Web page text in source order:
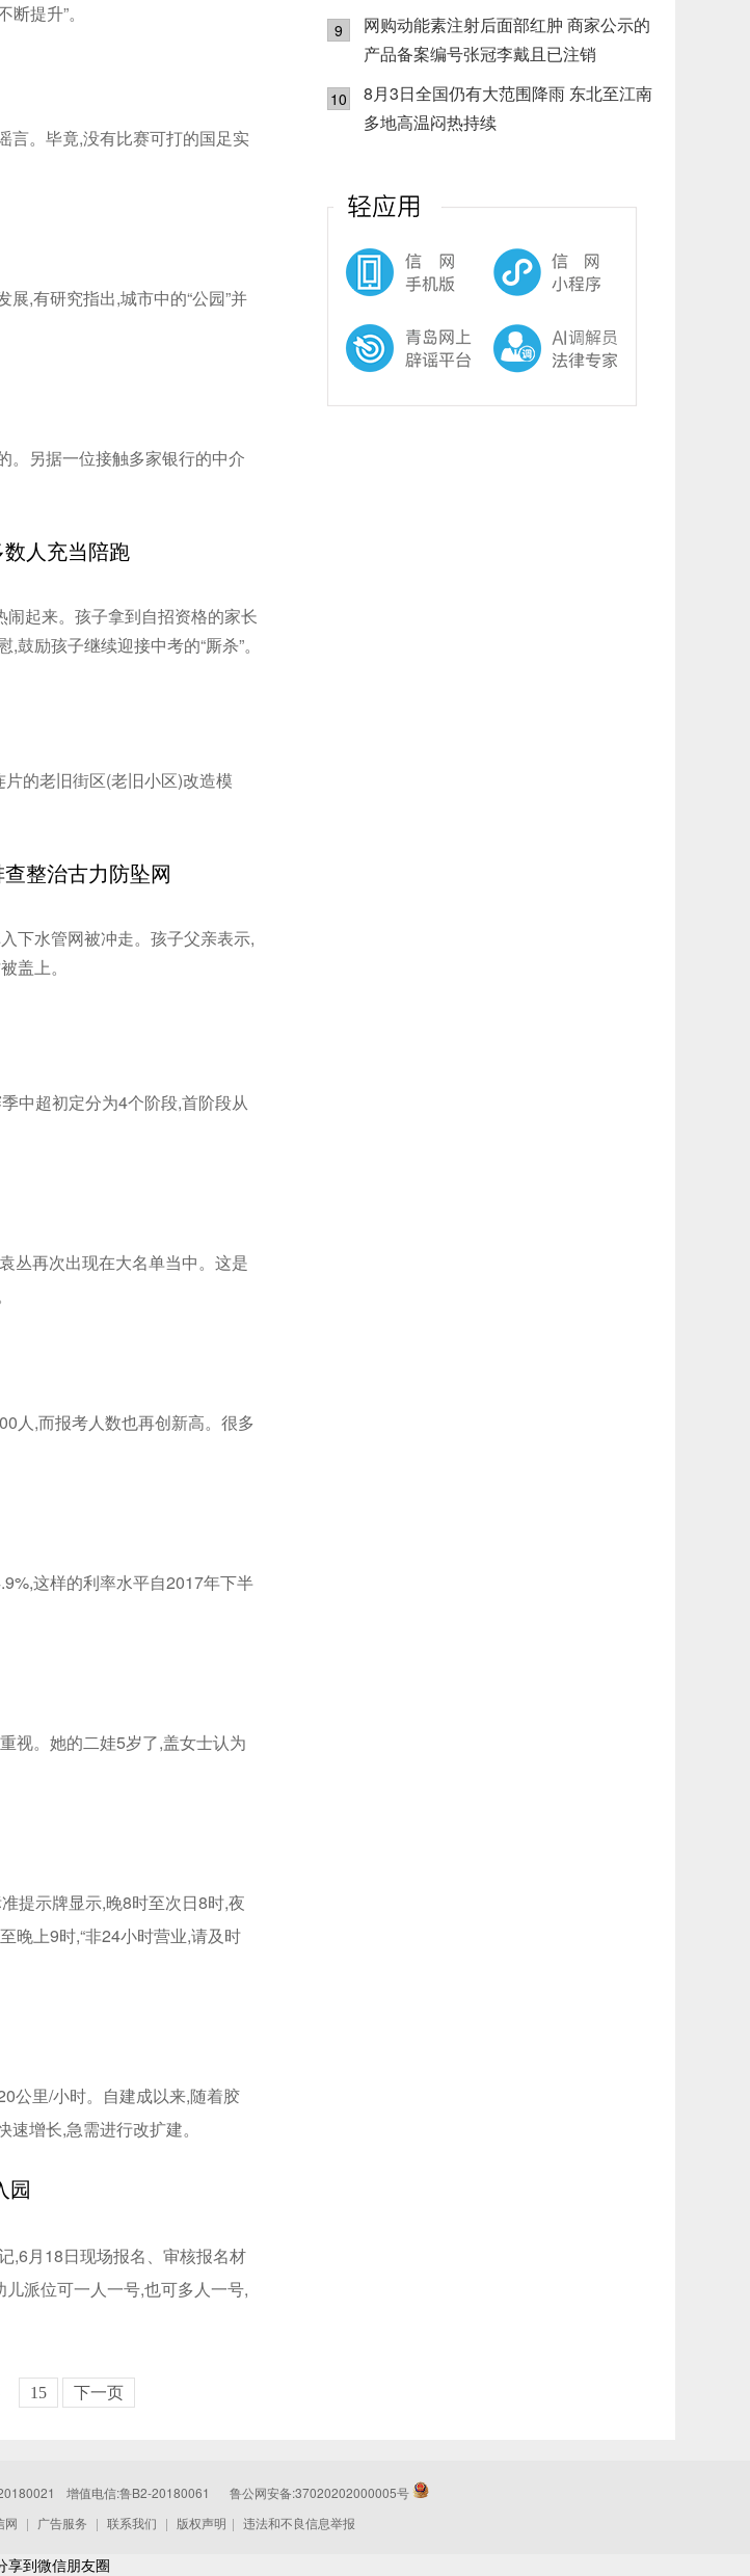
提升”。
言。毕竟,没有比赛可打的国足实
,有研究指出,城市中的“公园”并
。另据一位接触多家银行的中介
人充当陪跑
起来。孩子拿到自招资格的家长
励孩子继续迎接中考的“厮杀”。
的老旧街区(老旧小区)改造模
整治古力防坠网
下水管网被冲走。孩子父亲表示,
盖上。
中超初定分为4个阶段,首阶段从
丛再次出现在大名单当中。这是
人,而报考人数也再创新高。很多
这样的利率水平自2017年下半
视。她的二娃5岁了,盖女士认为
提示牌显示,晚8时至次日8时,夜
晚上9时,“非24小时营业,请及时
公里/小时。自建成以来,随着胶
增长,急需进行改扩建。
园
,6月18日现场报名、审核报名材
派位可一人一号,也可多人一号,
15 下一页
9
网购动能素注射后面部红肿 商家公示的
产品备案编号张冠李戴且已注销
10
8月3日全国仍有大范围降雨 东北至江南
多地高温闷热持续
增值电信:鲁B2-20180061
鲁公网安备:37020202000005号
网 | 广告服务 | 联系我们 | 版权声明 | 违法和不良信息举报
享到微信朋友圈